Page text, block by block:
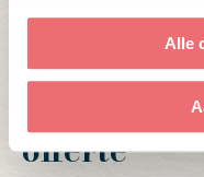
Alle
Ontvang
offerte